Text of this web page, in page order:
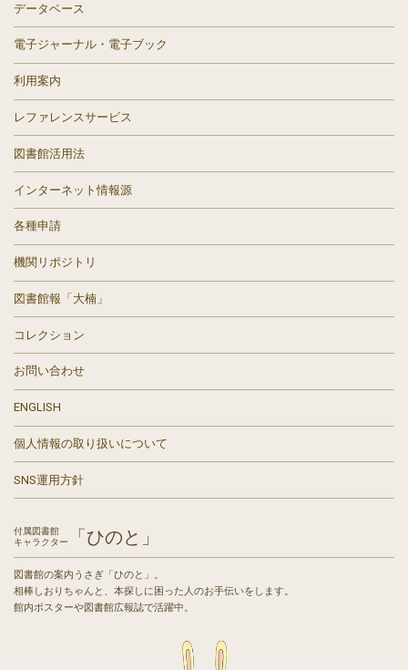
データベース
電子ジャーナル・電子ブック
利用案内
レファレンスサービス
図書館活用法
インターネット情報源
各種申請
機関リポジトリ
図書館報「大楠」
コレクション
お問い合わせ
ENGLISH
個人情報の取り扱いについて
SNS運用方針
付属図書館
キャラクター
「ひのと」
図書館の案内うさぎ「ひのと」。
相棒しおりちゃんと、本探しに困った人のお手伝いをします。
館内ポスターや図書館広報誌で活躍中。